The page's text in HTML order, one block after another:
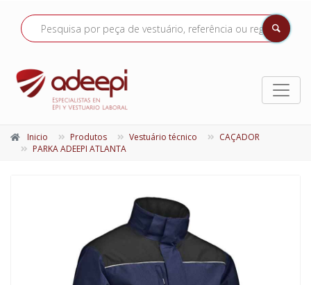
Inicio Produtos Vestuário técnico
CAÇADOR
PARKA ADEEPI ATLANTA